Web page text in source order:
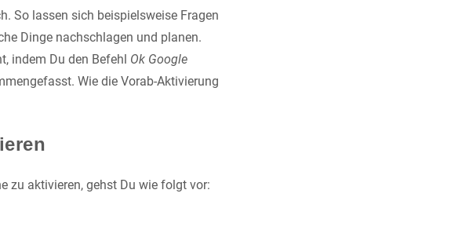
So lassen sich beispielsweise Fragen
Dinge nachschlagen und planen.
indem Du den Befehl Ok Google
Wie die Vorab-Aktivierung
zu aktivieren, gehst Du wie folgt vor: